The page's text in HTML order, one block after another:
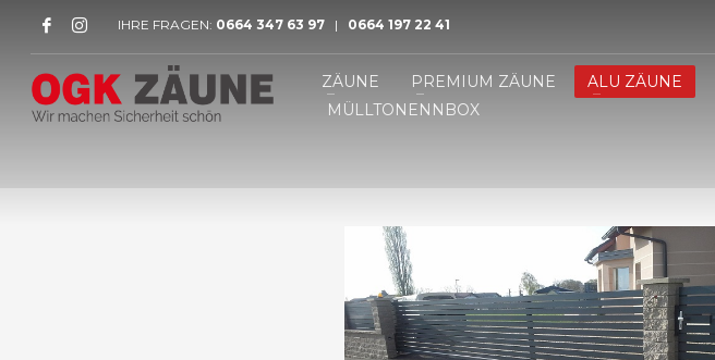
IHRE FRAGEN: 0664 347 63 97 | 0664 197 22 41
ZÄUNE PREMIUM ZÄUNE ALU ZÄUNE
MÜLLTONENNBOX